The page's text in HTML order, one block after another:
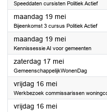
Speeddaten cursisten Politiek Actief
maandag 19 mei2025
Bijeenkomst 3 cursus Politiek Actief
maandag 19 mei2025
Kennissessie AI voor gemeenten
zaterdag 17 mei2025
GemeenschappelijkWonenDag
vrijdag 16 mei2025
Werkbezoek commissarissen
vrijdag 16 mei2025